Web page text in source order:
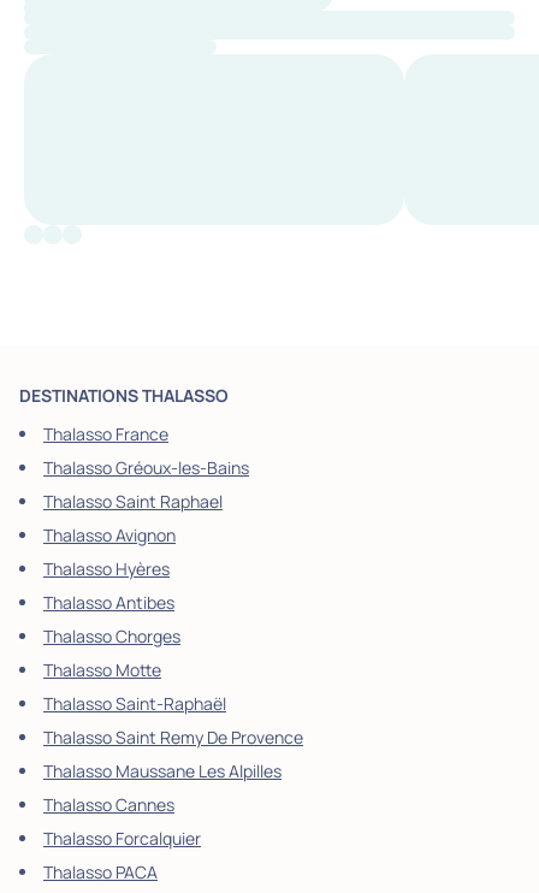
DESTINATIONS THALASSO
Thalasso France
Thalasso Gréoux-les-Bains
Thalasso Saint Raphael
Thalasso Avignon
Thalasso Hyères
Thalasso Antibes
Thalasso Chorges
Thalasso Motte
Thalasso Saint-Raphaël
Thalasso Saint Remy De Provence
Thalasso Maussane Les Alpilles
Thalasso Cannes
Thalasso Forcalquier
Thalasso PACA